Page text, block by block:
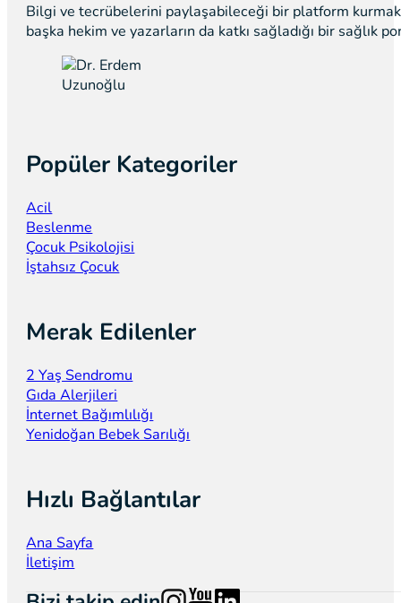
Bilgi ve tecrübelerini paylaşabileceği bir platform kurmak
başka hekim ve yazarların da katkı sağladığı bir sağlık
Popüler Kategoriler
Acil
Beslenme
Çocuk Psikolojisi
İştahsız Çocuk
Merak Edilenler
2 Yaş Sendromu
Gıda Alerjileri
İnternet Bağımlılığı
Yenidoğan Bebek Sarılığı
Hızlı Bağlantılar
Ana Sayfa
İletişim
Follow us on Instagram
Follow us on YouTube
Follow us on LinkedIn